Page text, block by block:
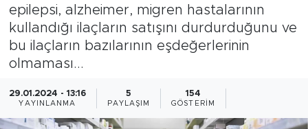
epilepsi, alzheimer, migren hastalarının
kullandığı ilaçların satışını durdurduğunu ve
bu ilaçların bazılarının eşdeğerlerinin
olmaması...
29.01.2024 - 13:16
YAYINLANMA
5
PAYLAŞIM
154
GÖSTERIM
DÜNYA
GÜNCEL
BİLİM-TEKNOLOJİ
Tüm Manşetler
Son Dakika Haberleri